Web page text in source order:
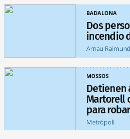
BADALONA
Dos
incendio
Arnau
MOSSOS
Detienen
Martorell
para
Metrópoli